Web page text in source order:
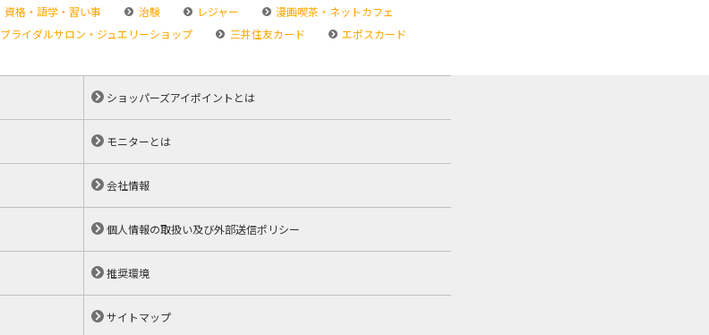
資格・語学・習い事 治験 レジャー
漫画喫茶・ネットカフェ
ブライダルサロン・ジュエリーショップ 三井住友カード エポスカード
ショッパーズアイポイントとは
モニターとは
会社情報
個人情報の取扱い及び外部送信ポリシー
推奨環境
サイトマップ